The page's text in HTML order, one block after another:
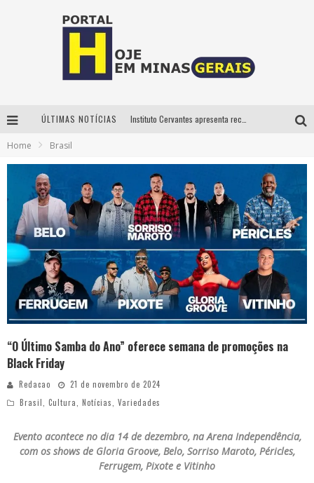
ÚLTIMAS NOTÍCIAS
Projeta Cultura abre inscrições gratuitas em São João del-Rei para oficinas de elaboração de projetos culturais e inteligência artificial
Home Brasil
“O Último Samba do Ano” oferece semana de promoções na
Black Friday
Redacao
21 de novembro de 2024
Brasil, Cultura, Notícias, Variedades
Evento acontece no dia 14 de dezembro, na Arena Independência,
com os shows de Gloria Groove, Belo, Sorriso Maroto, Péricles,
Ferrugem, Pixote e Vitinho